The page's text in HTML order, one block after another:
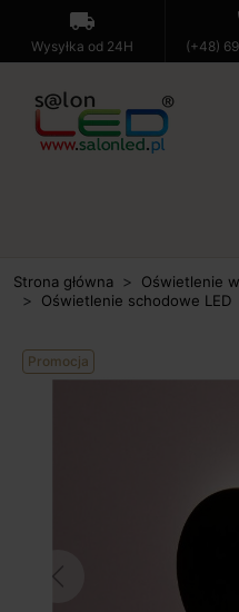
local_shipping
Wysyłka od 24H (+48)
Strona główna
Oświetlenie
Oświetlenie schodowe LED
Promocja